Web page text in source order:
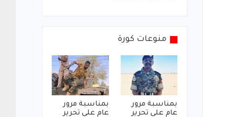
منوعات كورة
بمناسبة مرور
عام على تحرير
بمناسبة مرور
عام على تحرير